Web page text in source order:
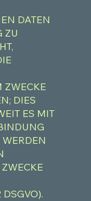
DATEN
ZU
ZWECKE
DIES
ES MIT